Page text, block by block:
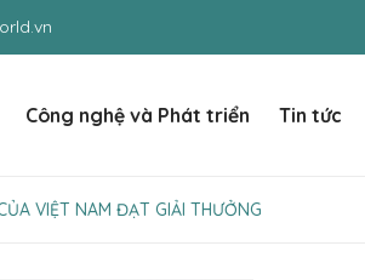
Công nghệ và Phát triển Tin tức
VIỆT NAM ĐẠT GIẢI THƯỞNG